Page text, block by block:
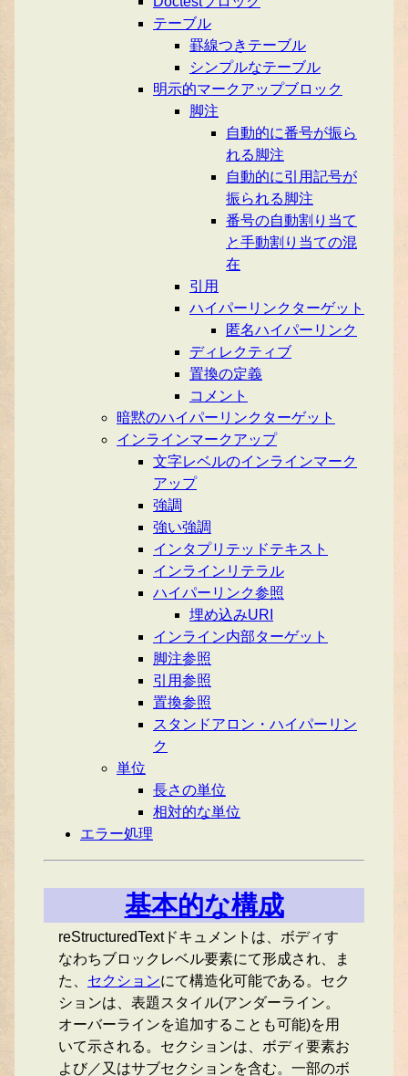
テーブル
罫線つきテーブル
シンプルなテーブル
明示的マークアップブロック
脚注
自動的に番号が振ら
れる脚注
自動的に引用記号が
振られる脚注
番号の自動割り当て
と手動割り当ての混
在
引用
ハイパーリンクターゲット
匿名ハイパーリンク
ディレクティブ
置換の定義
コメント
暗黙のハイパーリンクターゲット
インラインマークアップ
文字レベルのインラインマーク
アップ
強調
強い強調
インタプリテッドテキスト
インラインリテラル
ハイパーリンク参照
埋め込みURI
インライン内部ターゲット
脚注参照
引用参照
置換参照
スタンドアロン・ハイパーリン
ク
単位
長さの単位
相対的な単位
エラー処理
基本的な構成
reStructuredTextドキュメントは、ボディす
なわちブロックレベル要素にて形成され、ま
た、 セクションにて構造化可能である。セク
ションは、表題スタイル(アンダーライン。
オーバーラインを追加することも可能)を用
いて示される。セクションは、ボディ要素お
よび／又はサブセクションを含む。一部のボ